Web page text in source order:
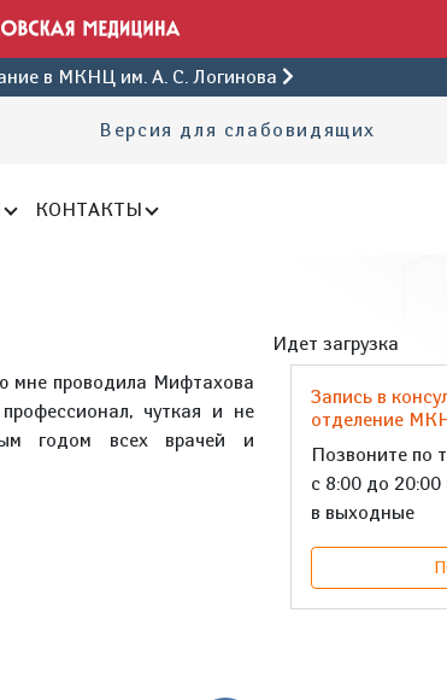
в МКНЦ им. А. С. Логинова
Версия для слабовидящих
КОНТАКТЫ
мне проводила Мифтахова
чуткая и не
годом всех врачей и
Идет загрузка
Запись в
отделение
Позвоните по
с 8:00 до
в выходные